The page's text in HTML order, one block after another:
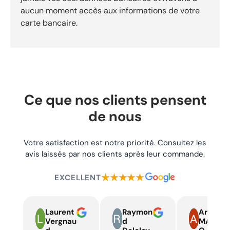
2018) Adventure 1190 (2010 à 2016) Adventure 790 (2019,
2020, 2023, 2024, 2025) Adventure 890 (2021, 2022,
(2025) Rally Factory 450 (2020, 2021, 2022, 2023, 2024)
RC8 (2007 à 2011) RC8 R (2009 à 2016) SMT 890 (2023,
Super Adventure S 1290 (2017 à 2024) Super Duke 1290 GT
(2016 à 2024) Super Duke 1290 R (2014 à 2023) Super Duke
1390 R (2024, 2025) Super Duke 990 (2004 à 2012) Super
Caractéristiques Marque Hiflofiltro Référence REF-1059 État
soigneusement sélectionné et contrôlé avant expédition.
aucun moment accès aux informations de votre
carte bancaire.
Ce que nos clients pensent
de nous
Votre satisfaction est notre priorité. Consultez les
avis laissés par nos clients après leur commande.
EXCELLENT★★★★★
Laurent
Vergnau
Raymon
d
Armand
MARTIN